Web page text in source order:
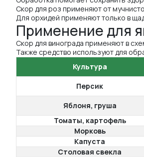
Скор для роз применяют от
Для орхидей применяют только в
Применение для
Скор для винограда применяют в
Также средство используют для
Культура
Персик
Яблоня, груша
Томаты, картофель
Морковь
Капуста
Столовая свекла